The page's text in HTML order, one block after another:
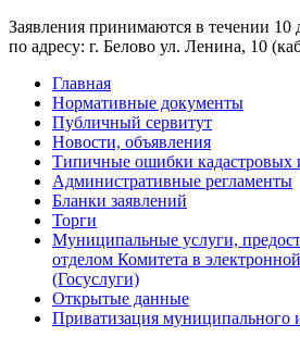
Заявления принимаются в течении 10
по адресу: г. Белово ул. Ленина, 10
Главная
Нормативные документы
Публичный сервитут
Новости, объявления
Типичные ошибки кадастровых
Административные регламенты
Бланки заявлений
Торги
Муниципальные услуги,
отделом Комитета в
(Госуслуги)
Открытые данные
Приватизация муниципального